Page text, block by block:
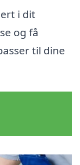
i dit
og få
til dine